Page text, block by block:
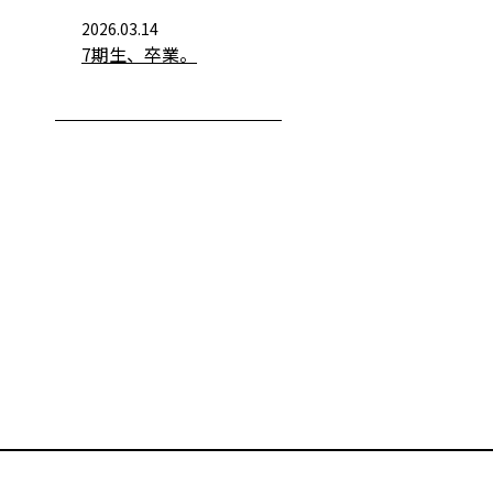
2026.03.14
7期生、卒業。